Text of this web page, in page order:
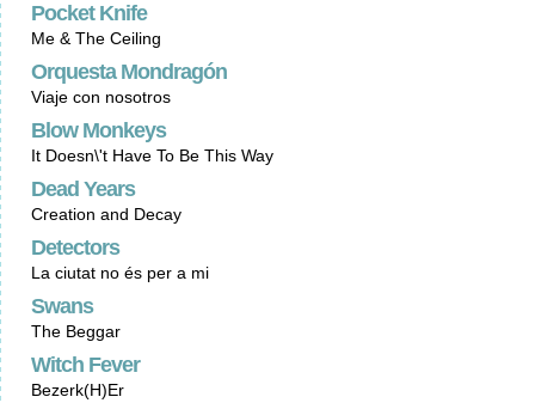
Pocket Knife
Me & The Ceiling
Orquesta Mondragón
Viaje con nosotros
Blow Monkeys
It Doesn\'t Have To Be This Way
Dead Years
Creation and Decay
Detectors
La ciutat no és per a mi
Swans
The Beggar
Witch Fever
Bezerk(H)Er